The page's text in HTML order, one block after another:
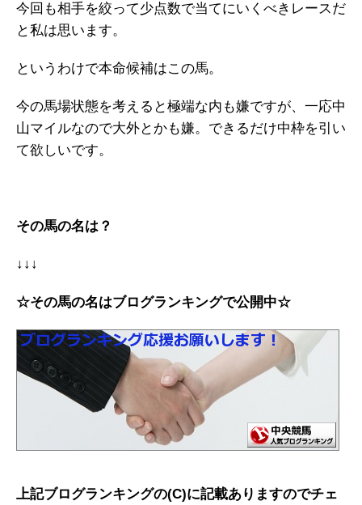
今回も相手を絞って少点数で当てにいくべきレースだ
と私は思います。
というわけで本命候補はこの馬。
今の馬場状態を考えると極端な内も嫌ですが、一応中
山マイルなので大外とかも嫌。できるだけ中枠を引い
て欲しいです。
その馬の名は？
↓↓↓
☆その馬の名はブログランキングで公開中☆
上記ブログランキングの(C)に記載ありますのでチェ